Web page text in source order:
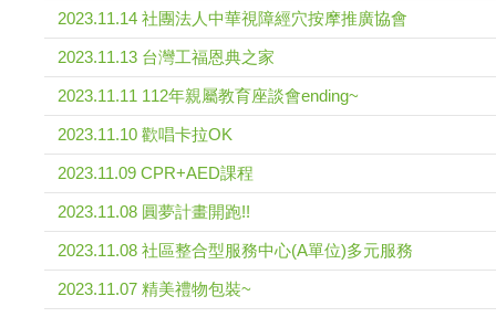
2023.11.14 社團法人中華視障經穴按摩推廣協會
2023.11.13 台灣工福恩典之家
2023.11.11 112年親屬教育座談會ending~
2023.11.10 歡唱卡拉OK
2023.11.09 CPR+AED課程
2023.11.08 圓夢計畫開跑!!
2023.11.08 社區整合型服務中心(A單位)多元服務
2023.11.07 精美禮物包裝~